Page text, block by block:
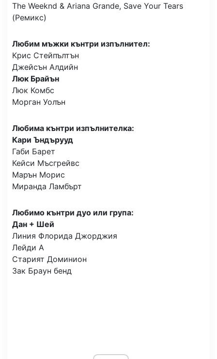
The Weeknd & Ariana Grande, Save Your Tears
(Ремикс)
Любим мъжки кънтри изпълнител:
Крис Стейпълтън
Джейсън Алдийн
Люк Брайън
Люк Комбс
Морган Уолън
Любима кънтри изпълнителка:
Кари Ъндърууд
Габи Барет
Кейси Мъсгрейвс
Марън Морис
Миранда Ламбърт
Любимо кънтри дуо или група:
Дан + Шей
Линия Флорида Джорджия
Лейди А
Старият Доминион
Зак Браун бенд